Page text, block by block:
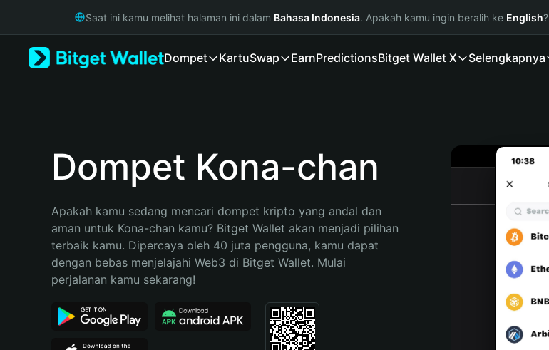
Русский
Bahasa Indonesia
Español (Argentina)
Saat ini kamu melihat halaman ini dalam Bahasa Indonesia. Apakah kamu ingin beralih ke English?
Dompet KartuSwap EarnPredictionsBitget Wallet X Selengkapnya
Dompet Kona-chan
Apakah kamu sedang mencari dompet kripto yang andal dan
aman untuk Kona-chan kamu? Bitget Wallet akan menjadi pilihan
terbaik kamu. Dipercaya oleh 40 juta pengguna, kamu dapat
dengan bebas menjelajahi Web3 di Bitget Wallet. Mulai
perjalanan kamu sekarang!